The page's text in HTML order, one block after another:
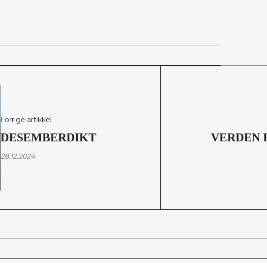
Forrige artikkel
DESEMBERDIKT
28.12.2024
VERDEN